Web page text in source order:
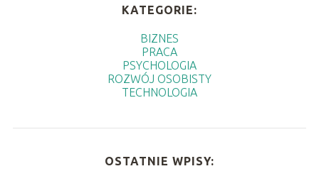
KATEGORIE:
BIZNES
PRACA
PSYCHOLOGIA
ROZWÓJ OSOBISTY
TECHNOLOGIA
OSTATNIE WPISY: